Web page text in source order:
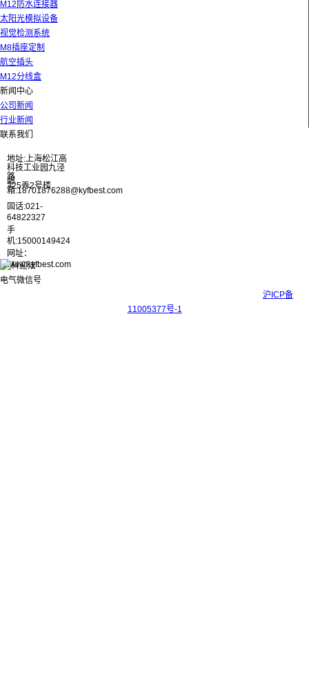
M12防水连接器
太阳光模拟设备
视觉检测系统
M8插座定制
航空插头
M12分线盒
新闻中心
公司新闻
行业新闻
联系我们
地址:上海松江高
科技工业园九泾
路
325弄2号楼
邮
箱:18701876288@kyfbest.com
固话:021-
64822327
手
机:15000149424
网址：
www.kyfbest.com
沪ICP备
11005377号-1